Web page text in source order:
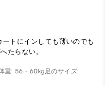
トにインしても薄いのでも
たらない。
重: 56 - 60kg足のサイズ: